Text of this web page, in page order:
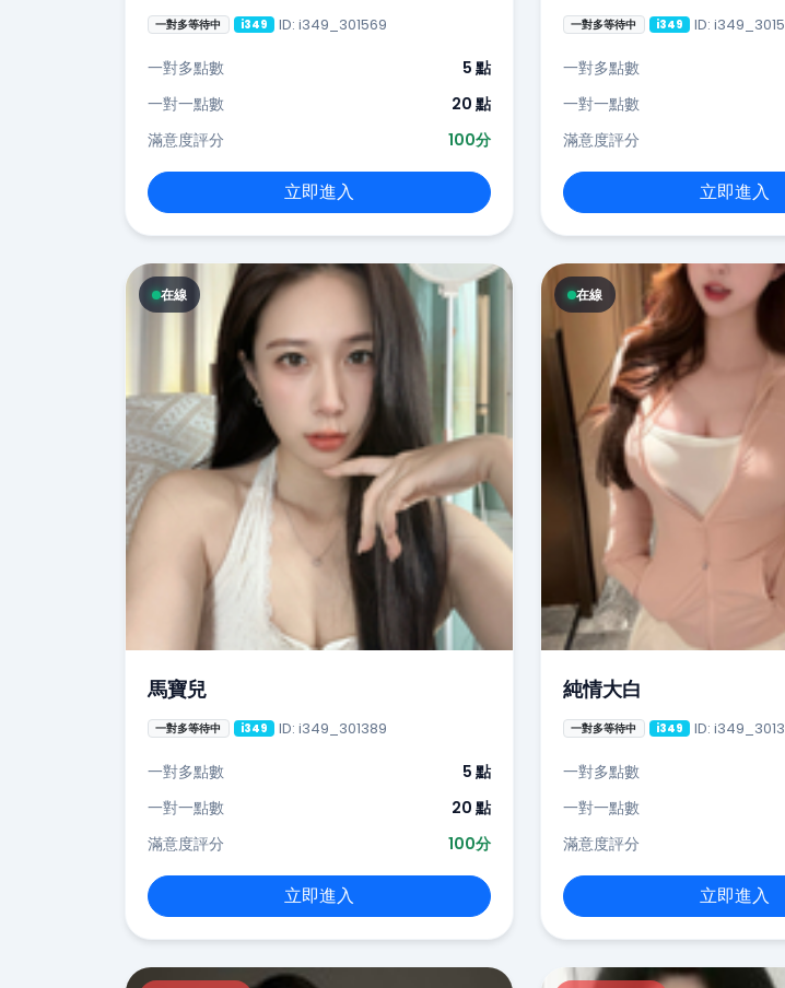
一對多等待中 i349 ID: i349_301569
一對多點數
5 點
一對一點數
20 點
滿意度評分
100分
立即進入
一對多等待中 i349 ID:
一對多點數
一對一點數
滿意度評分
立即進入
在線
馬寶兒
一對多等待中 i349 ID: i349_301389
一對多點數
5 點
一對一點數
20 點
滿意度評分
100分
立即進入
在線
純情大白
一對多等待中 i349 ID:
一對多點數
一對一點數
滿意度評分
立即進入